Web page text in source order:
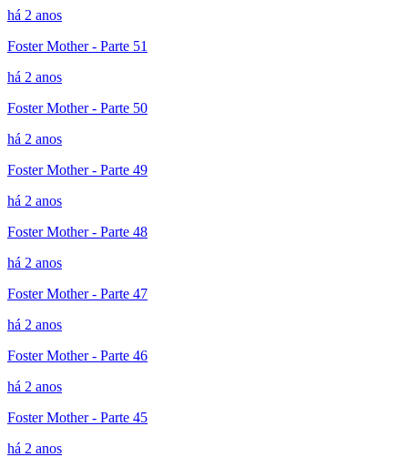
há 2 anos
Foster Mother - Parte 51
há 2 anos
Foster Mother - Parte 50
há 2 anos
Foster Mother - Parte 49
há 2 anos
Foster Mother - Parte 48
há 2 anos
Foster Mother - Parte 47
há 2 anos
Foster Mother - Parte 46
há 2 anos
Foster Mother - Parte 45
há 2 anos